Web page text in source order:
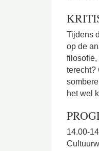
Tijdens
op de
filosofie,
terecht?
het wel
14.00-